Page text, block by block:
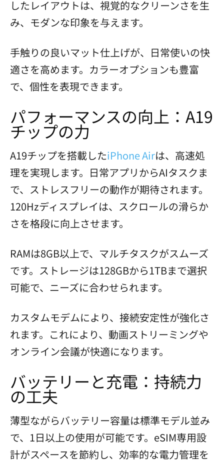
したレイアウトは、視覚的なクリーンさを生
み、モダンな印象を与えます。
手触りの良いマット仕上げが、日常使いの快
適さを高めます。カラーオプションも豊富
で、個性を表現できます。
パフォーマンスの向上：A19
チップの力
A19チップを搭載したiPhone Airは、高速処
理を実現します。日常アプリからAIタスクま
で、ストレスフリーの動作が期待されます。
120Hzディスプレイは、スクロールの滑らか
さを格段に向上させます。
RAMは8GB以上で、マルチタスクがスムーズ
です。ストレージは128GBから1TBまで選択
可能で、ニーズに合わせられます。
カスタムモデムにより、接続安定性が強化さ
れます。これにより、動画ストリーミングや
オンライン会議が快適になります。
バッテリーと充電：持続力
の工夫
薄型ながらバッテリー容量は標準モデル並み
で、1日以上の使用が可能です。eSIM専用設
計がスペースを節約し、効率的な電力管理を